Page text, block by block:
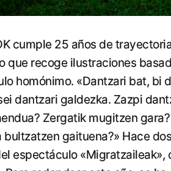
cumple 25 años de
que recoge ilustraciones
homónimo. «Dantzari bat, bi
dantzari galdezka. Zazpi
Zergatik mugitzen
bultzatzen gaituena?» Hace
espectáculo